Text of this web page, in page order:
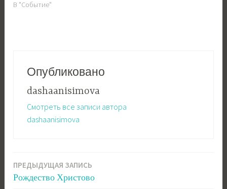
В "Событие"
Опубликовано
dashaanisimova
Смотреть все записи автора
dashaanisimova
Навигация
ПРЕДЫДУЩАЯ ЗАПИСЬ
Рождество Христово